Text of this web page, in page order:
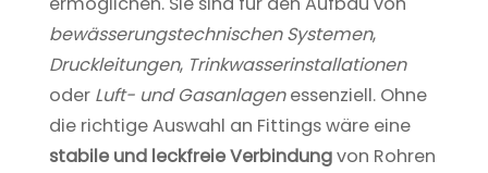
bewässerungstechnischen Systemen,
Druckleitungen, Trinkwasserinstallationen
oder Luft- und Gasanlagenessenziell. Ohne
die richtige Auswahl an Fittings wäre eine
stabile und leckfreie Verbindungvon Rohren